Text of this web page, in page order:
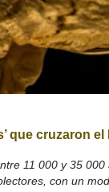
LA
A
que cruzaron el
11 000 y 35 000
con un